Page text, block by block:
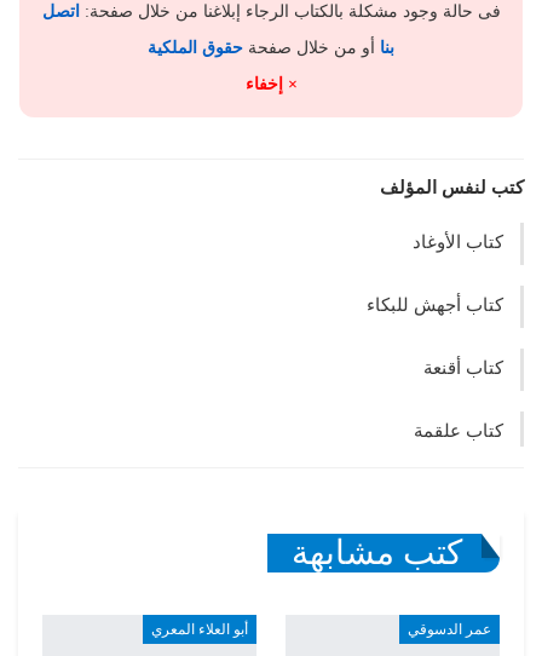
فى حالة وجود مشكلة بالكتاب الرجاء إبلاغنا من خلال صفحة: اتصل
بنا أو من خلال صفحة حقوق الملكية
× إخفاء
كتب لنفس المؤلف
كتاب الأوغاد
كتاب أجهش للبكاء
كتاب أقنعة
كتاب علقمة
كتب مشابهة
عمر الدسوقي أبو العلاء المعري